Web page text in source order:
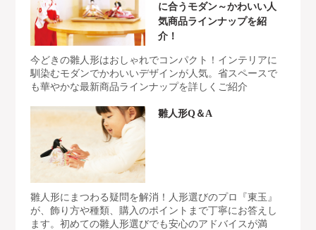
に合うモダン～かわいい人
気商品ラインナップを紹
介！
今どきの雛人形はおしゃれでコンパクト！インテリアに
馴染むモダンでかわいいデザインが人気。省スペースで
も華やかな最新商品ラインナップを詳しくご紹介
雛人形Q＆A
雛人形にまつわる疑問を解消！人形選びのプロ『東玉』
が、飾り方や種類、購入のポイントまで丁寧にお答えし
ます。初めての雛人形選びでも安心のアドバイスが満